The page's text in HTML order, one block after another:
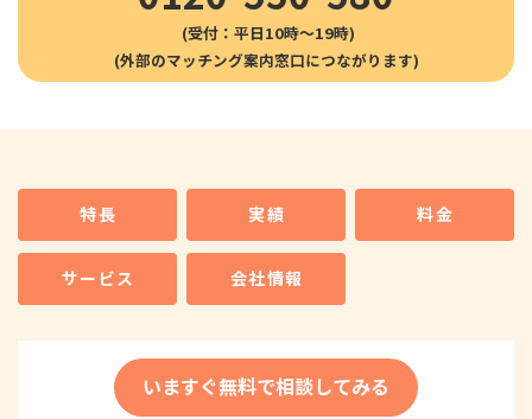
(受付：平日10時〜19時)
特長 実績 料金
サービス 会社情報
いますぐ無料で相談してみる